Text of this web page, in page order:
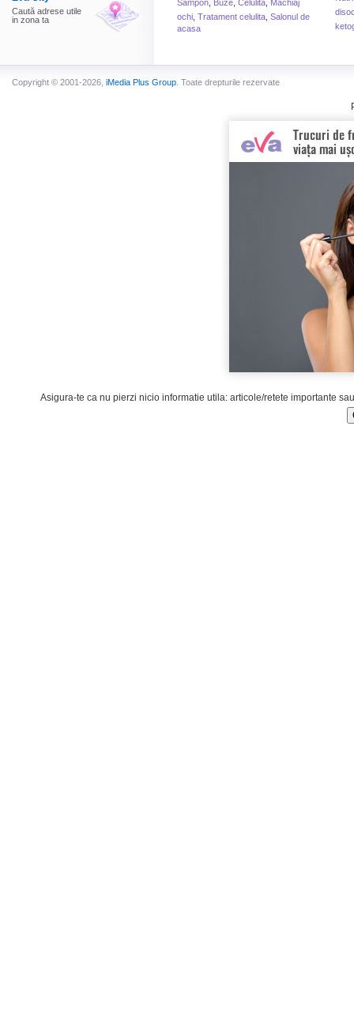
Caută adrese utile
in zona ta
Sampon Buze Celulita
Machiaj
ochi Tratament celulita Salonul de
acasa
Copyright © 2001-2026, iMedia Plus Group . Toate drepturile rezervate
Asigura-te ca nu pierzi nicio informatie utila: articole/retete importante